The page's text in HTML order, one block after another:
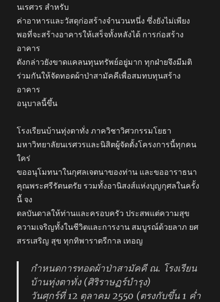
นเรศวร สำหรับ
ค่าอาหารและวัสดุก่อสร้างจำนวนหนึ่ง ซึ่งยังไม่เพียง
พอที่จะสร้างอาคารให้เสร็จทั้งหลังได้ การก่อสร้าง
อาคาร
ดังกล่าวยังขาดแคลนทุนทรัพย์อยู่มาก ทุกฝ่ายจึงมีมติ
ร่วมกันให้จัดทอดผ้าป่าสามัคคีเพื่อสมทบทุนสร้าง
อาคาร
อนุบาลนี้ขึ้น
โรงเรียนบ้านทุ่งตาทั่ง ภาควิชาวิศวกรรมโยธา
มหาวิทยาลัยนเรศวรและนิสิตผู้จัดตั้งโครงการนี้ทุกคน
ใคร่
ขออนุโมทนาในกุศลเจตนาของท่าน และขออาราธนา
คุณพระศรีรัตนตรัย รวมทั้งอานิสงส์แห่งบุญกุศลในครั้ง
นี้ จง
ดลบันดาลให้ท่านและครอบครัว ประสพแต่ความสุข
ความเจริญทั้งในชีวิตและการงาน สมบูรณ์ด้วยลาภ ยศ
สรรเสริญ สุข ทุกทิพาราตรีกาล เทอญ
กำหนดการทอดผ้าป่าสามัคคี ณ. โรงเรียน
บ้านทุ่งตาทั่ง (ศิริราษฏร์บำรุง)
วันศุกร์ที่ 12 ตุลาคม 2550 (ตรงกับขึ้น 1 ค่ำ